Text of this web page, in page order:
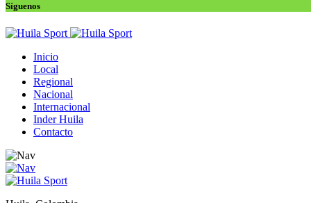
Síguenos
Inicio
Local
Regional
Nacional
Internacional
Inder Huila
Contacto